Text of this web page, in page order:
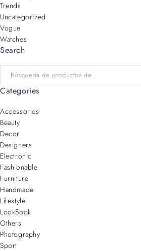
Trends
Uncategorized
Vogue
Watches
Search
Categories
Accessories
Beauty
Decor
Designers
Electronic
Fashionable
Furniture
Handmade
Lifestyle
LookBook
Others
Photography
Sport